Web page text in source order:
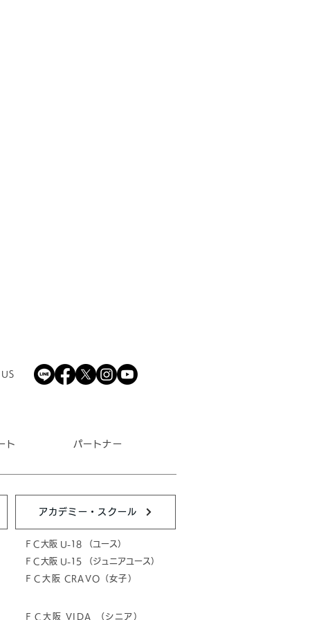
ト パートナー
アカデミー・スクール
ＦＣ大阪 U-18 （ユース）
ＦＣ大阪 U-15 （ジュニアユース）
ＦＣ大阪 CRAVO（女子）
ＦＣ大阪 VIDA （シニア）